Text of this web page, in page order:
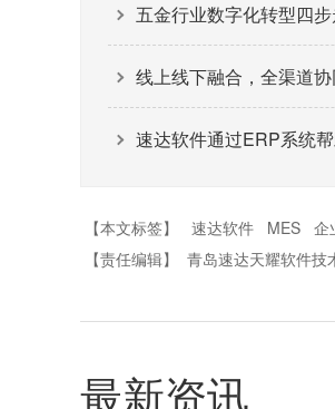
五金行业数字化转型四
线上线下融合，全渠道
速达软件通过ERP系统
【本文标签】 速达软件 MES 企
【责任编辑】
青岛速达天耀软件技
最新资讯